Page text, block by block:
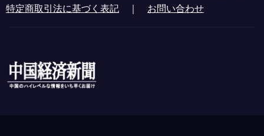
特定商取引法に基づく表記 ｜ お問い合わせ